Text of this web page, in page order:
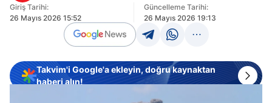
Giriş Tarihi:
26 Mayıs 2026 15:52
Güncelleme Tarihi:
26 Mayıs 2026 19:13
Takvim'i Google'a ekleyin, doğru kaynaktan
haberi alın!